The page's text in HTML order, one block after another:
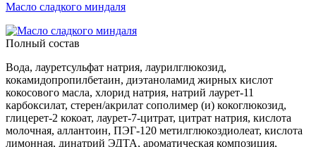
Масло сладкого миндаля
Полный состав
Вода, лауретсульфат натрия, лаурилглюкозид,
кокамидопропилбетаин, диэтаноламид жирных кислот
кокосового масла, хлорид натрия, натрий лаурет-11
карбоксилат, стерен/акрилат сополимер (и) кокоглюкозид,
глицерет-2 кокоат, лаурет-7-цитрат, цитрат натрия, кислота
молочная, аллантоин, ПЭГ-120 метилглюкоздиолеат, кислота
лимонная, динатрий ЭДТА, ароматическая композиция,